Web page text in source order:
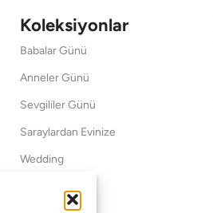
Koleksiyonlar
Babalar Günü
Anneler Günü
Sevgililer Günü
Saraylardan Evinize
Wedding